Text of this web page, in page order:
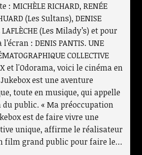
MICHÈLE RICHARD, RENÉE
(Les Sultans), DENISE
(Les Milady’s) et pour
: DENIS PANTIS. UNE
COLLECTIVE
et l'Odorama, voici le cinéma en
est une aventure
toute en musique, qui appelle
public. « Ma préoccupation
est de faire vivre une
unique, affirme le réalisateur
film grand public pour faire le…